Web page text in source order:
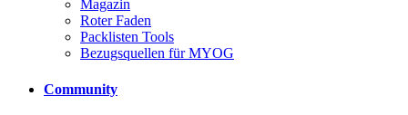
Magazin
Roter Faden
Packlisten Tools
Bezugsquellen für MYOG
Community